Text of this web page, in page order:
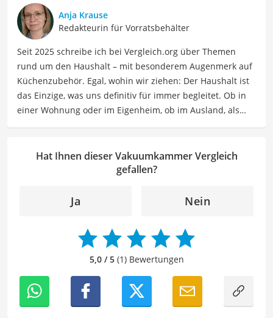
als Expertin bei Vergleichen zu den Themen
Wohnungsreinigung, Haushaltszubehör, Vorrat und
Aufbewahrung, Textilpflege, Wäsche und Bügeln. In ihrer
Freizeit ordnet Sabine nicht nur ihren eigenen Haushalt,
sondern liest auch sehr gern. Wenn sie auf einem Gebiet
keine minimalistische Neigung hat, dann bei Büchern.
Der Vakuumkammer-Vergleich ist aus unserer Sicht
besonders empfehlenswert fürForschungsinstituteund
Anja Krause
Redakteurin für Vorratsbehälter
Seit 2025 schreibe ich bei Vergleich.org über Themen
rund um den Haushalt – mit besonderem Augenmerk auf
Küchenzubehör. Egal, wohin wir ziehen: Der Haushalt ist
das Einzige, was uns definitiv für immer begleitet. Ob in
einer Wohnung oder im Eigenheim, ob im Ausland, als
Erfahrung heraus berichte ich über Produkte und
Lösungen, die den Alltag erleichtern und praktische
Der Vakuumkammer-Vergleich ist aus unserer Sicht
Hat Ihnen dieser Vakuumkammer Vergleich
gefallen?
Ja Nein
5,0 / 5(1) Bewertungen